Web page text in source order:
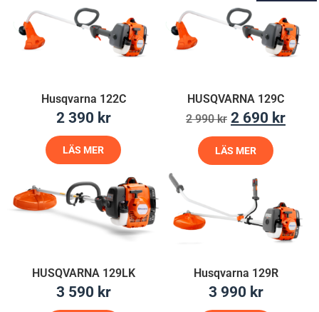
Husqvarna 122C
2 390 kr
LÄS MER
HUSQVARNA 129C
2 990kr 2 690 kr
LÄS MER
HUSQVARNA 129LK
3 590 kr
Husqvarna 129R
3 990 kr